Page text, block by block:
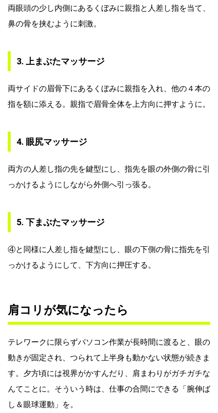
両眼頭の少し内側にあるくぼみに親指と人差し指を当て、
鼻の骨を挟むように刺激。
3. 上まぶたマッサージ
両サイドの眉骨下にあるくぼみに親指を入れ、他の４本の
指を額に添える。親指で眉骨全体を上方向に押すように。
4. 眼尻マッサージ
両方の人差し指の先を鍵型にし、指先を眼の外側の骨に引
っかけるようにしながら外側へ引っ張る。
5. 下まぶたマッサージ
④と同様に人差し指を鍵型にし、眼の下側の骨に指先を引
っかけるようにして、下方向に押圧する。
肩コリが気になったら
テレワークに限らずパソコン作業が長時間に渡ると、眼の
動きが固定され、つられて上半身も動かない状態が続きま
す。夕方頃には視界がかすんだり、肩まわりがガチガチな
んてことに。そういう時は、仕事の合間にできる「腕伸ば
し＆眼球運動」を。